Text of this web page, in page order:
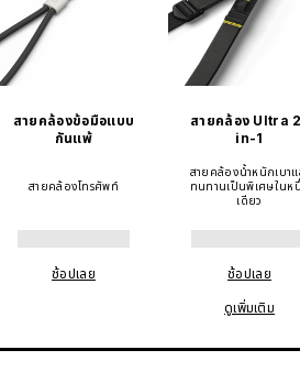
สายคล้องข้อมือแบบ
กันแพ้
สายคล้องโทรศัพท์
ช้อปเลย
สายคล้อง Ultra
in-1
สายคล้องน้ำหนักเบาแ
ทนทานเป็นพิเศษในห
เดียว
ช้อปเลย
ดูเพิ่มเติม